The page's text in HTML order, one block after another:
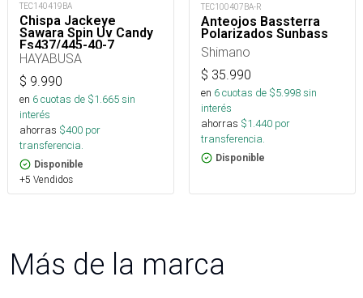
TEC140419BA
Chispa Jackeye
Sawara Spin Uv Candy
Fs437/445-40-7_
HAYABUSA
$ 9.990
en 6cuotas de $1.665sin
interés
ahorras $400 por
transferencia.
Disponible
+5 Vendidos
TEC100407BA-R
Anteojos Bassterra
Polarizados Sunbass
Shimano
$ 35.990
en 6cuotas de $5.998sin
interés
ahorras $1.440 por
transferencia.
Disponible
Más de la marca